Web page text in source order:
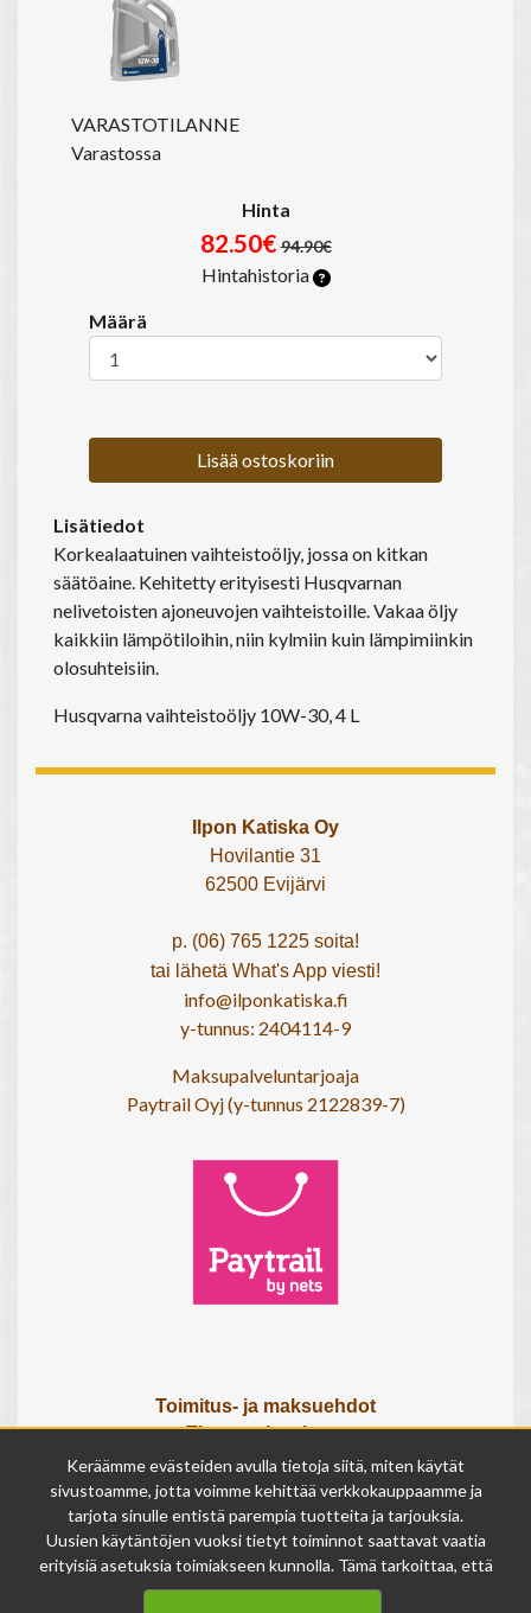
VARASTOTILANNE
Varastossa
Hinta
82.50€ 94.90€
Hintahistoria
Määrä
Lisää ostoskoriin
Lisätiedot
Korkealaatuinen vaihteistoöljy, jossa on kitkan
säätöaine. Kehitetty erityisesti Husqvarnan
nelivetoisten ajoneuvojen vaihteistoille. Vakaa öljy
kaikkiin lämpötiloihin, niin kylmiin kuin lämpimiinkin
olosuhteisiin.
Husqvarna vaihteistoöljy 10W-30, 4 L
Ilpon Katiska Oy
Hovilantie 31
62500 Evijärvi
p. (06) 765 1225 soita!
tai lähetä What's App viesti!
info@ilponkatiska.fi
y-tunnus: 2404114-9
Maksupalveluntarjoaja
Paytrail Oyj (y-tunnus 2122839-7)
Toimitus- ja maksuehdot
Tietosuojaseloste
Tietoa meistä
Osta lahjakortti
Tilauksen peruutuslomake
Olemme avoinna
ma - pe 9 - 17
Keräämme evästeiden avulla tietoja siitä, miten käytät
sivustoamme, jotta voimme kehittää verkkokauppaamme ja
tarjota sinulle entistä parempia tuotteita ja tarjouksia.
Uusien käytäntöjen vuoksi tietyt toiminnot saattavat vaatia
erityisiä asetuksia toimiakseen kunnolla. Tämä tarkoittaa, että
joissakin tapauksissa anonymisoidut tiedot voivat kertyä,